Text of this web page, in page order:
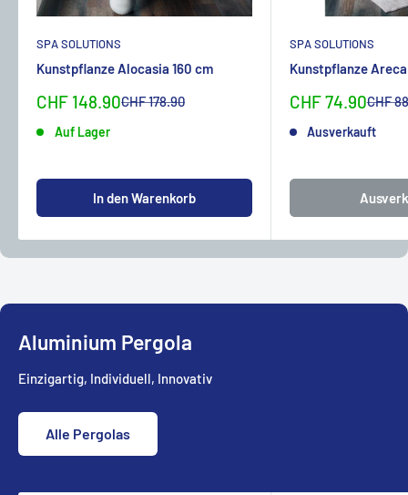
SPA SOLUTIONS
Kunstpflanze Alocasia 160 cm
Sonderpreis
CHF 148.90Normalpreis
CHF 178.90
Auf Lager
In den Warenkorb
SPA SOLUTIONS
Kunstpflanze Areca
Sonderpreis
CHF 74.90CHF
Ausverkauft
Aluminium Pergola
Einzigartig, Individuell, Innovativ
Alle Pergolas